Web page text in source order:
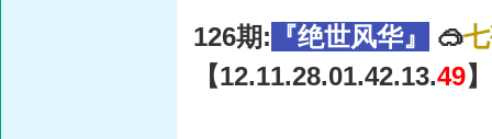
126期: 『绝世风华』 🥽
【12.11.28.01.42.13.49】